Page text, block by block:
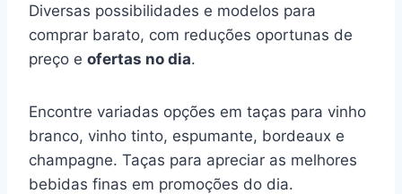
Diversas possibilidades e modelos para
comprar barato, com reduções oportunas de
preço e ofertas no dia.
Encontre variadas opções em taças para vinho
branco, vinho tinto, espumante, bordeaux e
champagne. Taças para apreciar as melhores
bebidas finas em promoções do dia.